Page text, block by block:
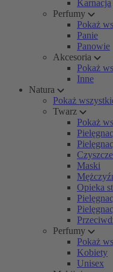
Karnacja
Perfumy
Pokaż
Panie
Panowie
Akcesoria
Pokaż
Inne
Natura
Pokaż
Twarz
Pokaż
Maski
Opieka
Perfumy
Pokaż
Kobiety
Unisex